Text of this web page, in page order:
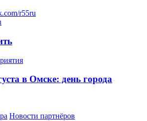
r55ru
в Омске: день города
Новости партнёров